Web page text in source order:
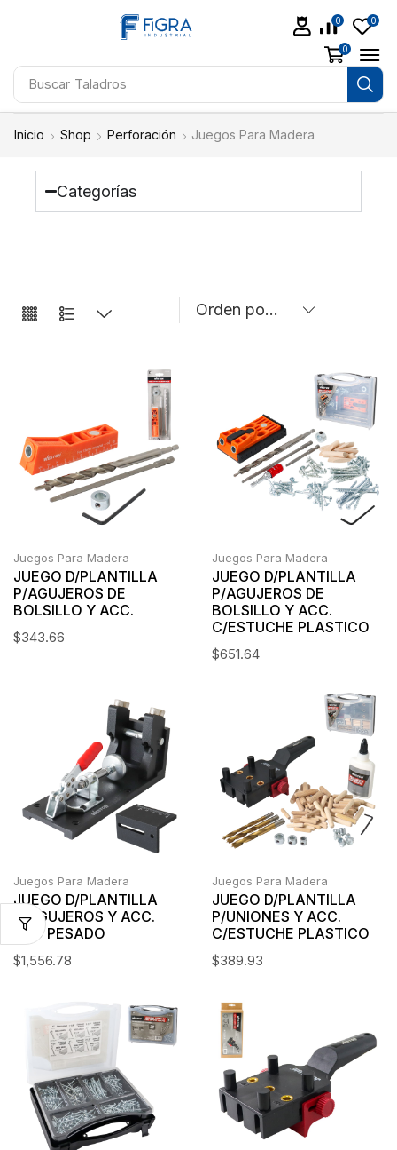
Buscar Taladros
0 0
0
Inicio Shop Perforación Juegos Para Madera
Categorías
Juegos Para Madera
JUEGO D/PLANTILLA
P/AGUJEROS DE
BOLSILLO Y ACC.
$343.66
Juegos Para Madera
JUEGO D/PLANTILLA
P/AGUJEROS DE
BOLSILLO Y ACC.
C/ESTUCHE PLASTICO
$651.64
Juegos Para Madera
JUEGO D/PLANTILLA
P/AGUJEROS Y ACC.
USO PESADO
$1,556.78
Juegos Para Madera
JUEGO D/PLANTILLA
P/UNIONES Y ACC.
C/ESTUCHE PLASTICO
$389.93